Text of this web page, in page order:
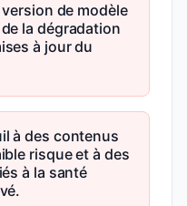
de modèle
la dégradation
à jour du
à des contenus
risque et à des
à la santé